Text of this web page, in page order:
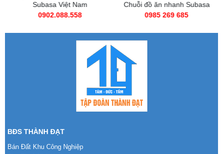
Subasa Việt Nam
0902.088.558
Chuỗi đồ ăn nhanh Subasa
0985 269 685
BĐS THÀNH ĐẠT
Bán Đất Khu Công Nghiệp